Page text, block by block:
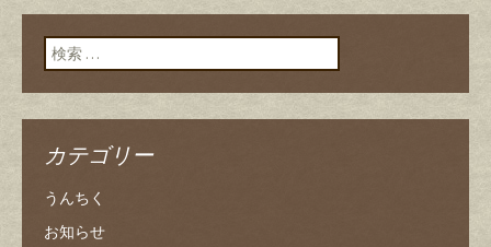
ン
検索:
カテゴリー
うんちく
お知らせ